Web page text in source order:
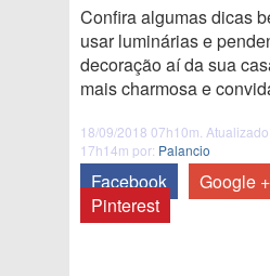
Confira algumas dicas
usar luminárias e
decoração aí da sua
mais charmosa e
18/09/2018 07h10m.
17h14m por: Palancio
Facebook Google +
Pinterest